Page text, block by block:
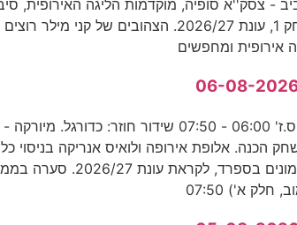
- צסק''א סופיה, מוקדמות הליגה האירופית,
שלישי, משחק 1, עונת 2026/27. הצהובים של קני מילר רוצים
אירופית ומחפשים
מיורקה - פ.ס.ז' 06:00 - 07:50 שידור חוזר: כדורגל.
הכנה. אלופת אירופה ולואיס אנריקה בניסוי
במחנה האימונים בספרד, לקראת עונת 2026/
א') 07:50